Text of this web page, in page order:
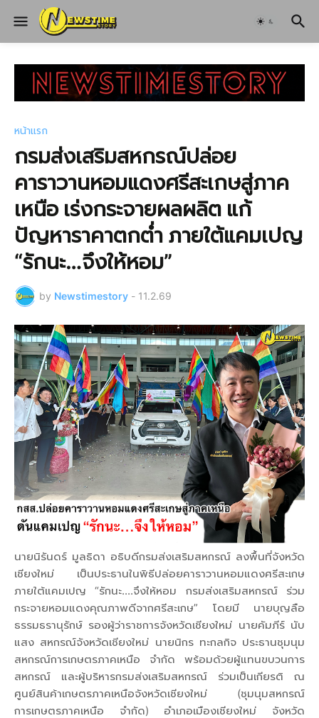
หน้าแรก
กรมส่งเสริมสหกรณ์ปล่อย
คาราวานหอมแดงศรีสะเกษสู่ภาค
เหนือ เร่งกระจายผลผลิต แก้
ปัญหาราคาตกต่ำ ภายใต้แคมเปญ
“รักนะ…จึงให้หอม”
by Newstimestory - 11.2.69
นายนิรันดร์ มูลธิดา อธิบดีกรมส่งเสริมสหกรณ์ ลงพื้นที่จังหวัด
เชียงใหม่ เป็นประธานในพิธีปล่อยคาราวานหอมแดงศรีสะเกษ
ภายใต้แคมเปญ “รักนะ....จึงให้หอม กรมส่งเสริมสหกรณ์ ร่วม
กระจายหอมแดงคุณภาพดีจากศรีสะเกษ” โดยมี นายบุญลือ
ธรรมธรานุรักษ์ รองผู้ว่าราชการจังหวัดเชียงใหม่ นายคัมภีร์ นับ
แสง สหกรณ์จังหวัดเชียงใหม่ นายนิกร ทะกลกิจ ประธานชุมนุม
สหกรณ์การเกษตรภาคเหนือ จำกัด พร้อมด้วยผู้แทนขบวนการ
สหกรณ์ และผู้บริหารกรมส่งเสริมสหกรณ์ ร่วมเป็นเกียรติ ณ
ศูนย์สินค้าเกษตรภาคเหนือจังหวัดเชียงใหม่ (ชุมนุมสหกรณ์
การเกษตรภาคเหนือ จำกัด) อำเภอเมืองเชียงใหม่ จังหวัด